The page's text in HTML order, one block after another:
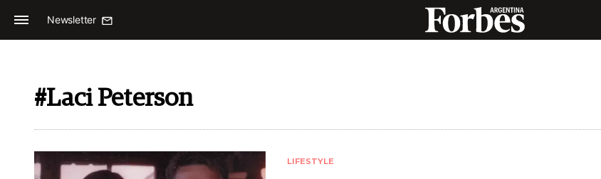
Newsletter
#Laci Peterson
LIFESTYLE